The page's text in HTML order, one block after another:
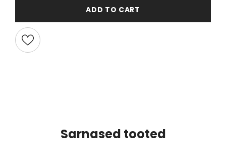
ADD TO CART
Sarnased tooted